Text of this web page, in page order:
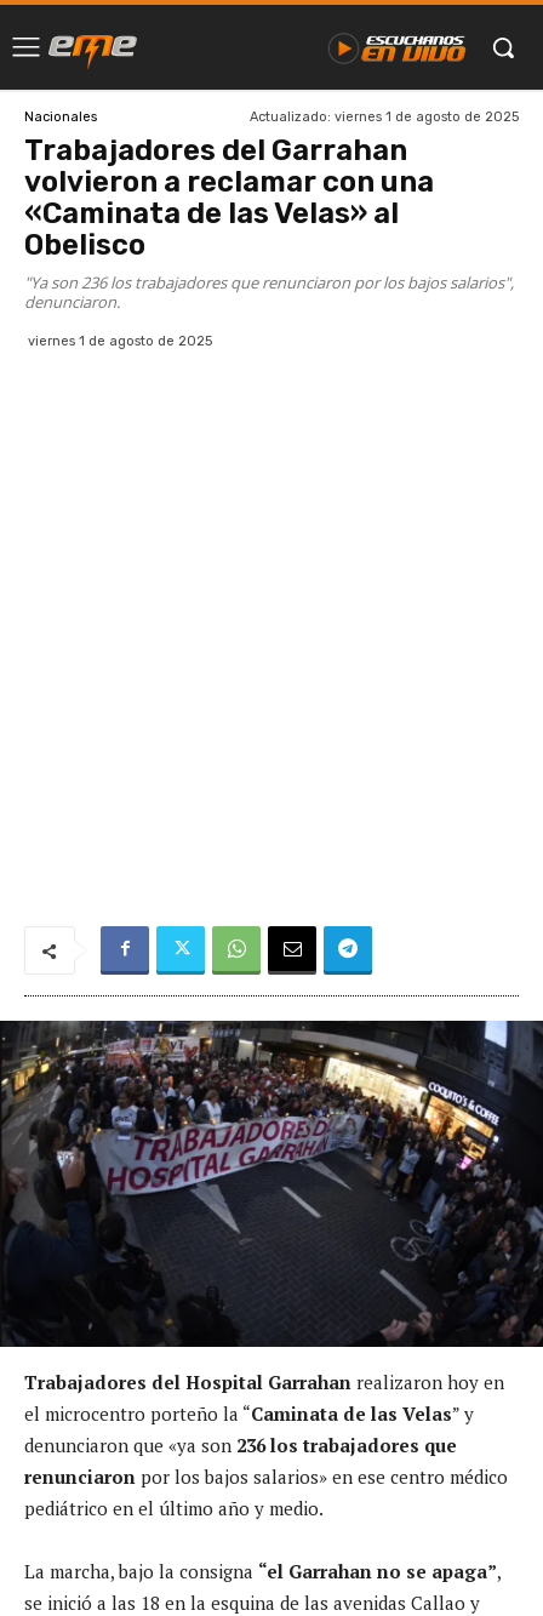
Nacionales Actualizado: viernes 1 de agosto de 2025
Trabajadores del Garrahan
volvieron a reclamar con una
«Caminata de las Velas» al
Obelisco
"Ya son 236 los trabajadores que renunciaron por los bajos salarios",
denunciaron.
viernes 1 de agosto de 2025
Trabajadores del Hospital Garrahan realizaron hoy en
el microcentro porteño la “Caminata de las Velas” y
denunciaron que «ya son 236 los trabajadores que
renunciaron por los bajos salarios» en ese centro médico
pediátrico en el último año y medio.
La marcha, bajo la consigna “el Garrahan no se apaga”,
se inició a las 18 en la esquina de las avenidas Callao y